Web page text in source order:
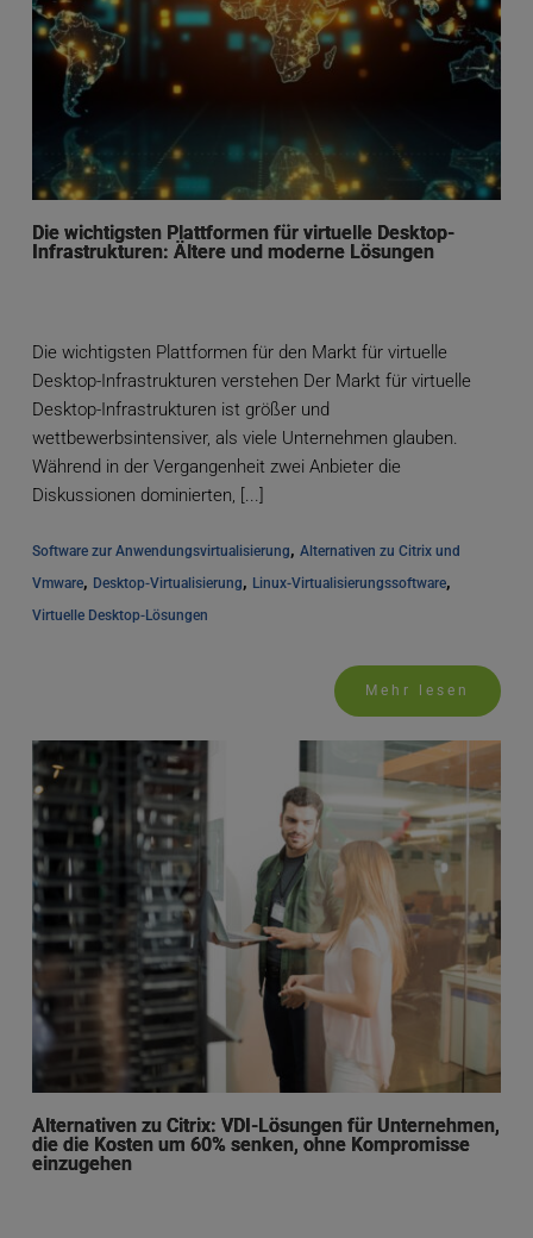
Die wichtigsten Plattformen für virtuelle Desktop-
Infrastrukturen: Ältere und moderne Lösungen
Die wichtigsten Plattformen für den Markt für virtuelle
Desktop-Infrastrukturen verstehen Der Markt für virtuelle
Desktop-Infrastrukturen ist größer und
wettbewerbsintensiver, als viele Unternehmen glauben.
Während in der Vergangenheit zwei Anbieter die
Diskussionen dominierten, [...]
Software zur Anwendungsvirtualisierung, Alternativen zu Citrix und
Vmware, Desktop-Virtualisierung, Linux-Virtualisierungssoftware
Virtuelle Desktop-Lösungen
Mehr lesen
Alternativen zu Citrix: VDI-Lösungen für Unternehmen,
die die Kosten um 60% senken, ohne Kompromisse
einzugehen